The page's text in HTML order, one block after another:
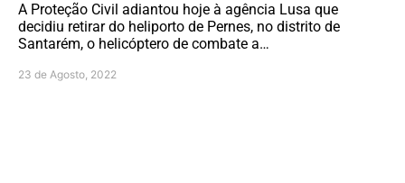
A Proteção Civil adiantou hoje à agência Lusa que
decidiu retirar do heliporto de Pernes, no distrito de
Santarém, o helicóptero de combate a…
23 de Agosto, 2022